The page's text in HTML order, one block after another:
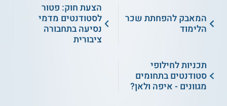
המאבק להפחתת שכר
הלימוד
הצעת חוק: פטור
לסטודנטים מדמי
נסיעה בתחבורה
ציבורית
תכניות לחילופי
סטודנטים בתחומים
מגוונים - איפה ולאן?